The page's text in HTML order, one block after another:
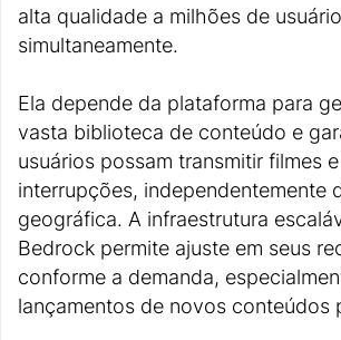
alta qualidade a milhões de
simultaneamente.
Ela depende da plataforma para
vasta biblioteca de conteúdo e
usuários possam transmitir filmes
interrupções, independentemente
geográfica. A infraestrutura
Bedrock permite ajuste em seus
conforme a demanda,
lançamentos de novos conteúdos